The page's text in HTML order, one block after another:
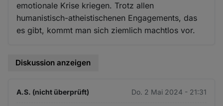
emotionale Krise kriegen. Trotz allen
humanistisch-atheistischenen Engagements, das
es gibt, kommt man sich ziemlich machtlos vor.
Diskussion anzeigen
A.S. (nicht überprüft) Do. 2 Mai 2024 - 21:31